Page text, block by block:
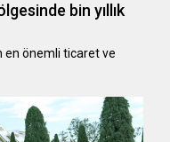
bin yıllık
en önemli ticaret ve